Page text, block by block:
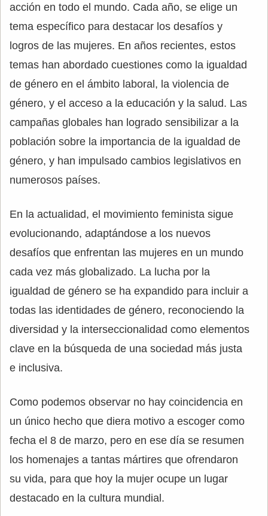
acción en todo el mundo. Cada año, se elige un
tema específico para destacar los desafíos y
logros de las mujeres. En años recientes, estos
temas han abordado cuestiones como la igualdad
de género en el ámbito laboral, la violencia de
género, y el acceso a la educación y la salud. Las
campañas globales han logrado sensibilizar a la
población sobre la importancia de la igualdad de
género, y han impulsado cambios legislativos en
numerosos países.
En la actualidad, el movimiento feminista sigue
evolucionando, adaptándose a los nuevos
desafíos que enfrentan las mujeres en un mundo
cada vez más globalizado. La lucha por la
igualdad de género se ha expandido para incluir a
todas las identidades de género, reconociendo la
diversidad y la interseccionalidad como elementos
clave en la búsqueda de una sociedad más justa
e inclusiva.
Como podemos observar no hay coincidencia en
un único hecho que diera motivo a escoger como
fecha el 8 de marzo, pero en ese día se resumen
los homenajes a tantas mártires que ofrendaron
su vida, para que hoy la mujer ocupe un lugar
destacado en la cultura mundial.